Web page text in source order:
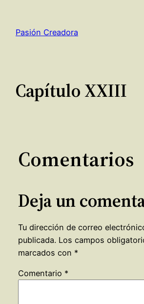
contenido
Pasión Creadora
Capítulo XXIII
Comentarios
Deja un
Tu dirección de correo
publicada. Los campos
marcados con *
Comentario *